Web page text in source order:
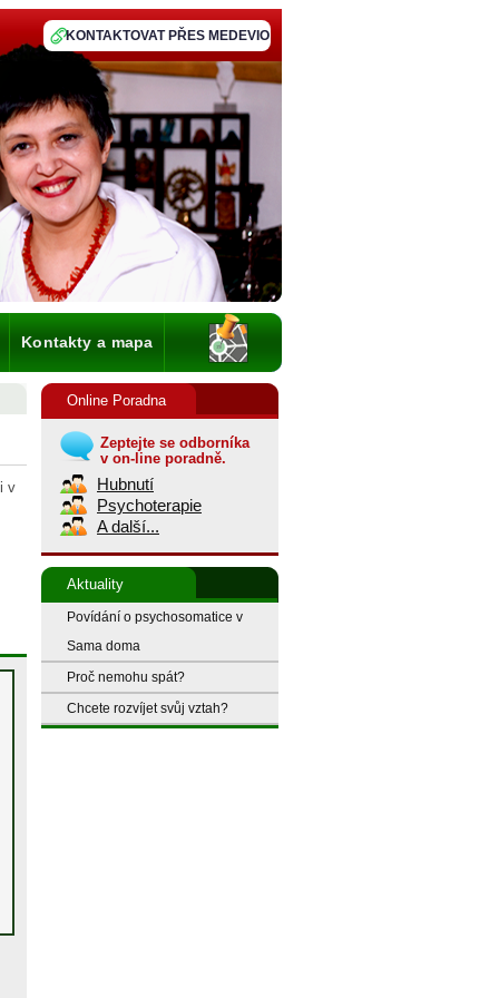
KONTAKTOVAT PŘES MEDEVIO
Kontakty a mapa
v
Online Poradna
Zeptejte se odborníka
v on-line poradně.
Hubnutí
Psychoterapie
A další...
Aktuality
Povídání o psychosomatice v
Sama doma
Proč nemohu spát?
Chcete rozvíjet svůj vztah?